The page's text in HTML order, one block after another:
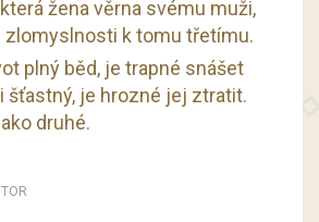
žena věrna svému muži,
zlomyslnosti k tomu třetímu.
plný běd, je trapné snášet
šťastný, je hrozné jej ztratit.
druhé.